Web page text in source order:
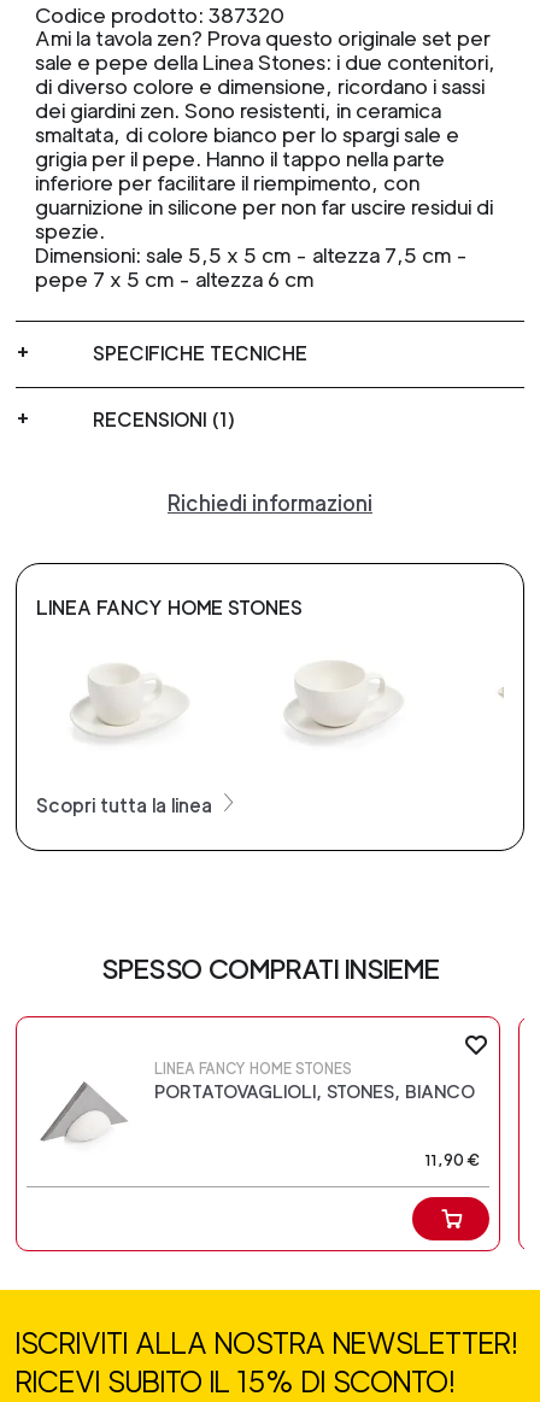
Codice prodotto: 387320
Ami la tavola zen? Prova questo originale set per
sale e pepe della Linea Stones: i due contenitori,
di diverso colore e dimensione, ricordano i sassi
dei giardini zen. Sono resistenti, in ceramica
smaltata, di colore bianco per lo spargi sale e
grigia per il pepe. Hanno il tappo nella parte
inferiore per facilitare il riempimento, con
guarnizione in silicone per non far uscire residui di
spezie.
Dimensioni: sale 5,5 x 5 cm - altezza 7,5 cm -
pepe 7 x 5 cm - altezza 6 cm
SPECIFICHE TECNICHE
RECENSIONI (1)
Richiedi informazioni
LINEA FANCY HOME STONES
Scopri tutta la linea
SPESSO COMPRATI INSIEME
LINEA FANCY HOME STONES
PORTATOVAGLIOLI, STONES, BIANCO
11,90 €
ISCRIVITI ALLA NOSTRA NEWSLETTER!
RICEVI SUBITO IL 15% DI SCONTO!